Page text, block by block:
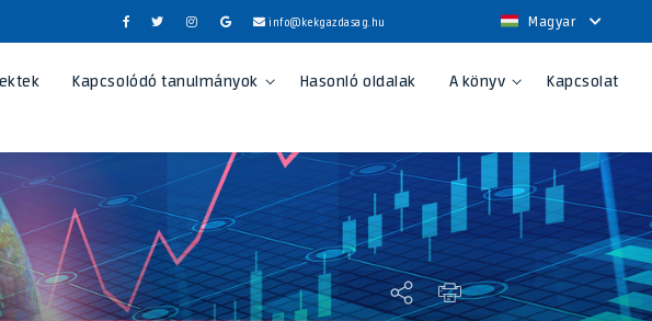
info@kekgazdasag.hu Magyar
Kapcsolódó tanulmányok Hasonló oldalak A könyv Kapcsolat